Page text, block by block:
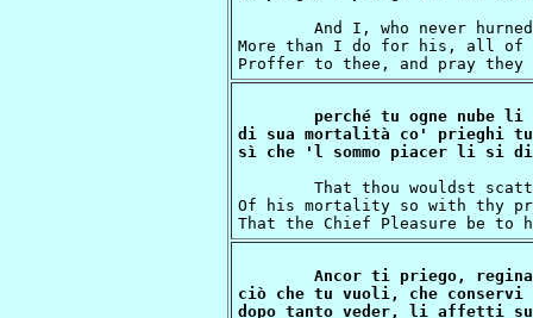
More than I do for his, all of
perché tu ogne nube
di sua mortalità co' prieghi
Of his mortality so with thy
Ancor ti priego,
ciò che tu vuoli, che conservi